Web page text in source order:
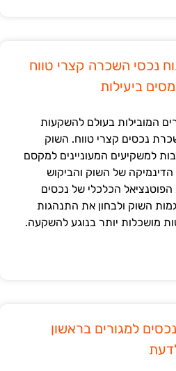
נכסי השכרה קצרי טווח
ביעילות
המובילות בעולם להשקעות
נכסים קצרי טווח. השוק
למשקיעים המעוניינים למקסם
של השוק והביקוש
הכלכלי של נכסים
השוק ולבחון את התנהגות
מושכלות יותר בנוגע להשקעה.
למגורים בראשון